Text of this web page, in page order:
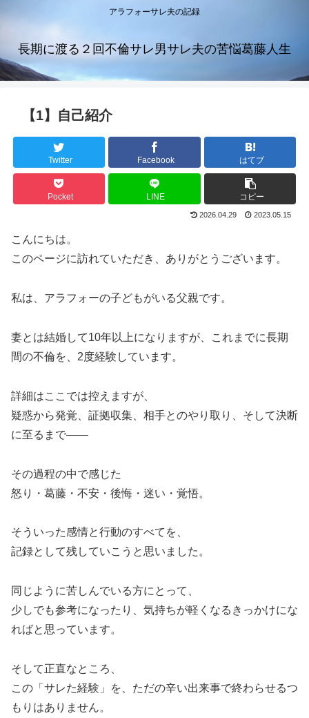
アラフォーサレ夫の記録
長期に渡る２回不倫サレ男サレ夫の苦悩葛藤人生
【1】自己紹介
Twitter Facebook はてブ
Pocket LINE コピー
2026.04.29 2023.05.15
こんにちは。
このページに訪れていただき、ありがとうございます。
私は、アラフォーの子どもがいる父親です。
妻とは結婚して10年以上になりますが、これまでに長期
間の不倫を、2度経験しています。
詳細はここでは控えますが、
疑惑から発覚、証拠収集、相手とのやり取り、そして決断
に至るまで——
その過程の中で感じた
怒り・葛藤・不安・後悔・迷い・覚悟。
そういった感情と行動のすべてを、
記録として残していこうと思いました。
同じように苦しんでいる方にとって、
少しでも参考になったり、気持ちが軽くなるきっかけにな
ればと思っています。
そして正直なところ、
この「サレた経験」を、ただの辛い出来事で終わらせるつ
もりはありません。